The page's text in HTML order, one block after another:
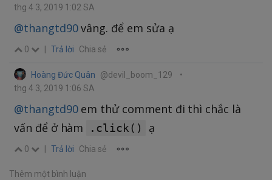
thg 4 3, 2019 1:02 SA
@thangtd90vâng. để em sửa ạ
0 Trả lời Chia sẻ
Hoàng Đức Quân @devil_boom_129
•
thg 4 3, 2019 1:06 SA
@thangtd90em thử comment đi thì chắc là
vấn để ở hàm
.click() ạ
0 Trả lời Chia sẻ
Thêm một bình luận